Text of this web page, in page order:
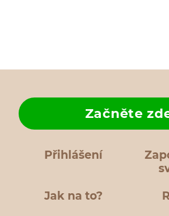
Přihlášení
Jak na to?
Začněte